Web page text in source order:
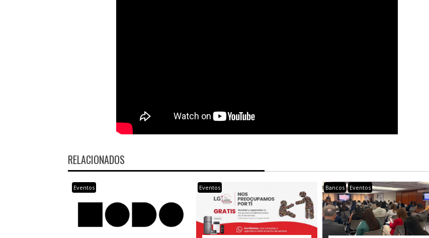
RELACIONADOS
Eventos Eventos Bancos Eventos